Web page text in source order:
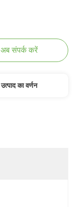
अब संपर्क करें
उत्पाद का वर्णन